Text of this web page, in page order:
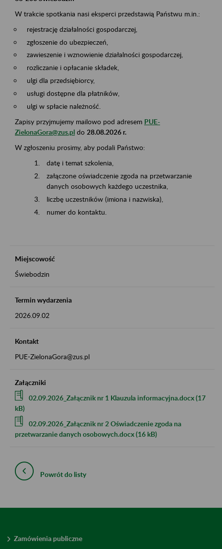
W trakcie spotkania nasi eksperci przedstawią Państwu m.in.:
rejestrację działalności gospodarczej,
zgłoszenie do ubezpieczeń,
zawieszenie i wznowienie działalności gospodarczej,
rozliczanie i opłacanie składek,
ulgi dla przedsiębiorcy,
usługi dostępne dla płatników,
ulgi w spłacie należność.
Zapisy przyjmujemy mailowo pod adresem PUE-
ZielonaGora@zus.pl do 28.08.2026 r.
W zgłoszeniu prosimy, aby podali Państwo:
datę i temat szkolenia,
załączone oświadczenie zgoda na przetwarzanie
danych osobowych każdego uczestnika,
liczbę uczestników (imiona i nazwiska),
numer do kontaktu.
Miejscowość
Świebodzin
Termin wydarzenia
2026.09.02
Kontakt
PUE-ZielonaGora@zus.pl
Załączniki
02.09.2026_Załącznik nr 1 Klauzula informacyjna.docx (17
kB)
02.09.2026_Załącznik nr 2 Oświadczenie zgoda na
przetwarzanie danych osobowych.docx (16 kB)
Powrót do listy
Zamówienia publiczne